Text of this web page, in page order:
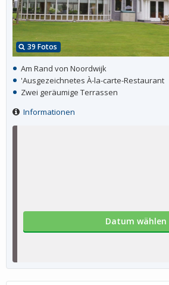
Datum wählen
39 Fotos
Am Rand von Noordwijk
'Ausgezeichnetes À-la-carte-Restaurant
Zwei geräumige Terrassen
Informationen